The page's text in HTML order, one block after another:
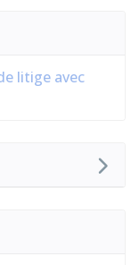
litige avec